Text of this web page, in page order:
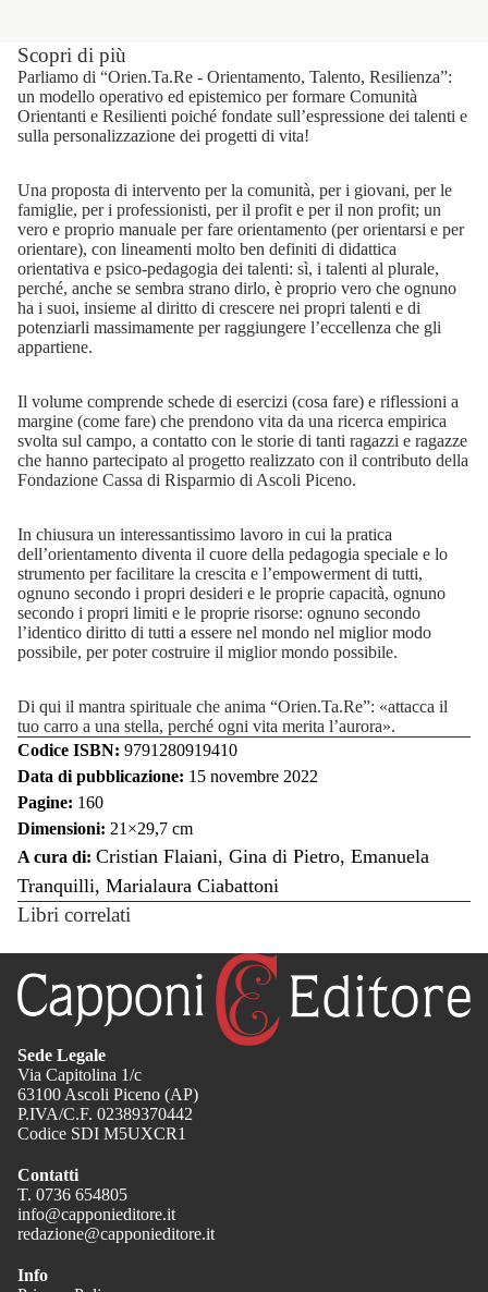
Scopri di più
Parliamo di “Orien.Ta.Re - Orientamento, Talento, Resilienza”:
un modello operativo ed epistemico per formare Comunità
Orientanti e Resilienti poiché fondate sull’espressione dei talenti e
sulla personalizzazione dei progetti di vita!
Una proposta di intervento per la comunità, per i giovani, per le
famiglie, per i professionisti, per il profit e per il non profit; un
vero e proprio manuale per fare orientamento (per orientarsi e per
orientare), con lineamenti molto ben definiti di didattica
orientativa e psico-pedagogia dei talenti: sì, i talenti al plurale,
perché, anche se sembra strano dirlo, è proprio vero che ognuno
ha i suoi, insieme al diritto di crescere nei propri talenti e di
potenziarli massimamente per raggiungere l’eccellenza che gli
appartiene.
Il volume comprende schede di esercizi (cosa fare) e riflessioni a
margine (come fare) che prendono vita da una ricerca empirica
svolta sul campo, a contatto con le storie di tanti ragazzi e ragazze
che hanno partecipato al progetto realizzato con il contributo della
Fondazione Cassa di Risparmio di Ascoli Piceno.
In chiusura un interessantissimo lavoro in cui la pratica
dell’orientamento diventa il cuore della pedagogia speciale e lo
strumento per facilitare la crescita e l’empowerment di tutti,
ognuno secondo i propri desideri e le proprie capacità, ognuno
secondo i propri limiti e le proprie risorse: ognuno secondo
l’identico diritto di tutti a essere nel mondo nel miglior modo
possibile, per poter costruire il miglior mondo possibile.
Di qui il mantra spirituale che anima “Orien.Ta.Re”: «attacca il
tuo carro a una stella, perché ogni vita merita l’aurora».
Codice ISBN: 9791280919410
Data di pubblicazione: 15 novembre 2022
Pagine: 160
Dimensioni: 21×29,7 cm
A cura di: Cristian Flaiani, Gina di Pietro, Emanuela
Tranquilli, Marialaura Ciabattoni
Libri correlati
Sede Legale
Via Capitolina 1/c
63100 Ascoli Piceno (AP)
P.IVA/C.F. 02389370442
Codice SDI M5UXCR1
Contatti
T. 0736 654805
info@capponieditore.it
redazione@capponieditore.it
Info